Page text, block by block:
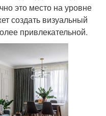
это место на уровне
создать визуальный
привлекательной.